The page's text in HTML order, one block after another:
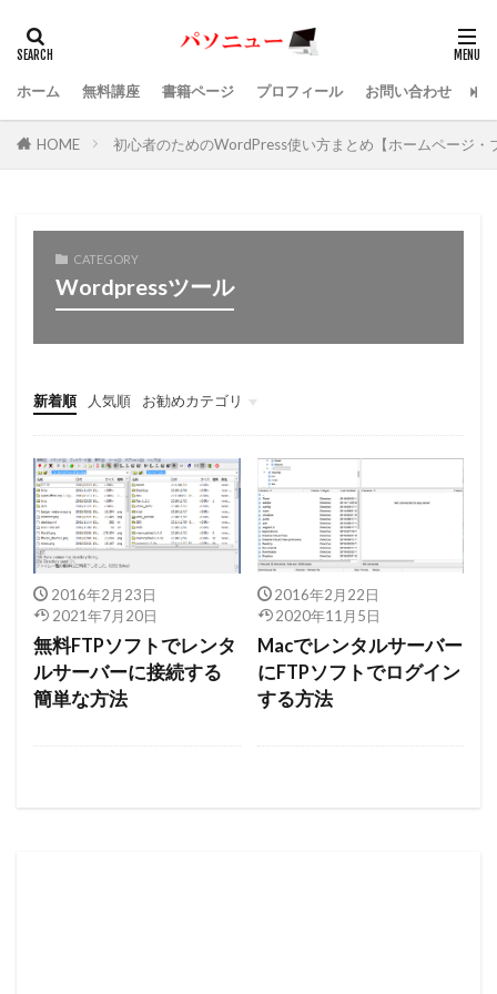
ホーム 無料講座 書籍ページ プロフィール お問い合わせ
HOME 初心者のためのWordPress使い方まとめ【ホームページ・
CATEGORY
Wordpressツール
新着順 人気順 お勧めカテゴリ
Office
2016年2月23日
2021年7月20日
無料FTPソフトでレンタ
ルサーバーに接続する
簡単な方法
2016年2月22日
2020年11月5日
Macでレンタルサーバー
にFTPソフトでログイン
する方法